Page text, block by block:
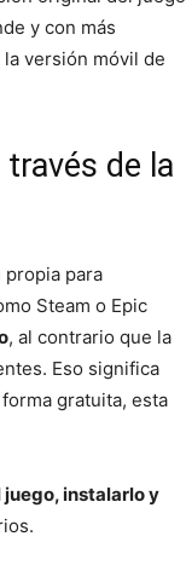
y con más
versión móvil de
través de la
propia para
Steam o Epic
, al contrario que la
Eso significa
gratuita, esta
instalarlo y